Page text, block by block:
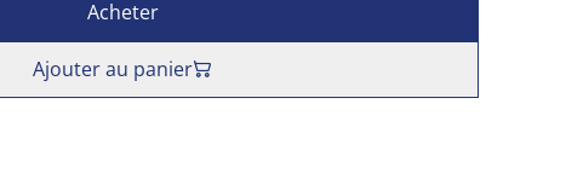
Acheter
Ajouter au panier